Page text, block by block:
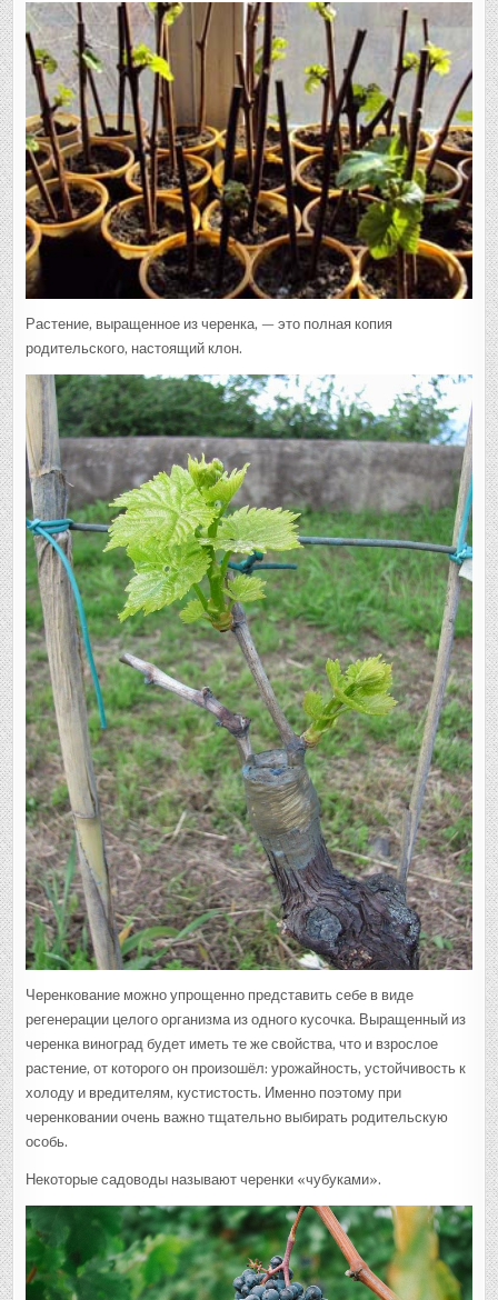
Растение, выращенное из черенка, — это полная копия
родительского, настоящий клон.
Черенкование можно упрощенно представить себе в виде
регенерации целого организма из одного кусочка. Выращенный из
черенка виноград будет иметь те же свойства, что и взрослое
растение, от которого он произошёл: урожайность, устойчивость к
холоду и вредителям, кустистость. Именно поэтому при
черенковании очень важно тщательно выбирать родительскую
особь.
Некоторые садоводы называют черенки «чубуками».